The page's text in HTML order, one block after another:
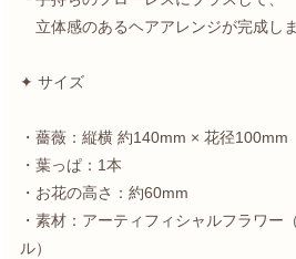
立体感のあるヘアアレンジが完成しま
✦ サイズ
・薔薇：縦横 約140mm × 花径100mm
・葉っぱ：1本
・お花の高さ：約60mm
・素材：アーティフィシャルフラワー
ル）